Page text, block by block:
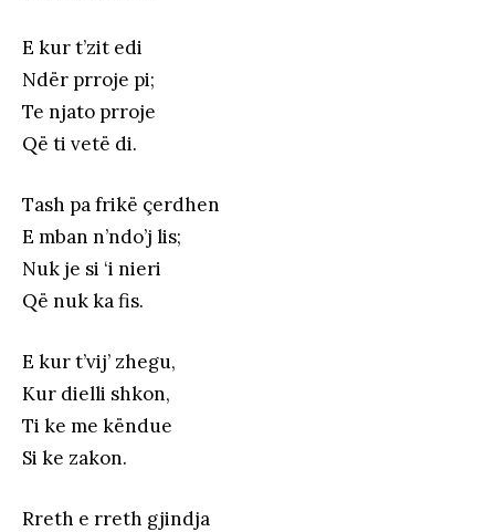
E kur t’zit edi
Ndër prroje pi;
Te njato prroje
Që ti vetë di.
Tash pa frikë çerdhen
E mban n’ndo’j lis;
Nuk je si ‘i nieri
Që nuk ka fis.
E kur t’vij’ zhegu,
Kur dielli shkon,
Ti ke me këndue
Si ke zakon.
Rreth e rreth gjindja